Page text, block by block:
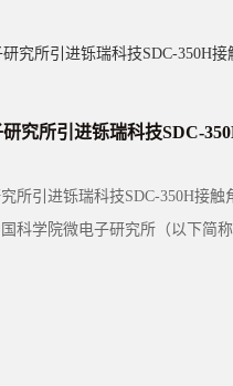
铄瑞科技SDC-350H接触角测量仪，助力集
所引进铄瑞科技SDC-350H接
科学院微电子研究所（以下简称